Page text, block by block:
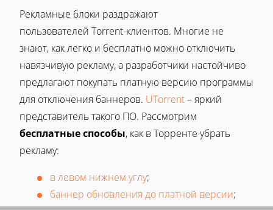
Рекламные блоки раздражают
пользователей Torrent-клиентов. Многие не
знают, как легко и бесплатно можно отключить
навязчивую рекламу, а разработчики настойчиво
предлагают покупать платную версию программы
для отключения баннеров. UTorrent– яркий
представитель такого ПО. Рассмотрим
бесплатные способы, как в Торренте убрать
рекламу:
в левом нижнем углу;
баннер обновления до платной версии;